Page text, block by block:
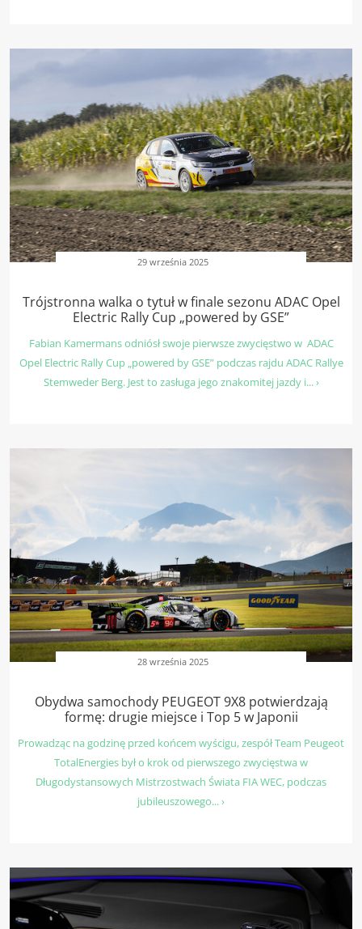
29 września 2025
Trójstronna walka o tytuł w finale sezonu ADAC Opel
Electric Rally Cup „powered by GSE”
Fabian Kamermans odniósł swoje pierwsze zwycięstwo w ADAC
Opel Electric Rally Cup „powered by GSE” podczas rajdu ADAC Rallye
Stemweder Berg. Jest to zasługa jego znakomitej jazdy i... ›
28 września 2025
Obydwa samochody PEUGEOT 9X8 potwierdzają
formę: drugie miejsce i Top 5 w Japonii
Prowadząc na godzinę przed końcem wyścigu, zespół Team Peugeot
TotalEnergies był o krok od pierwszego zwycięstwa w
Długodystansowych Mistrzostwach Świata FIA WEC, podczas
jubileuszowego... ›